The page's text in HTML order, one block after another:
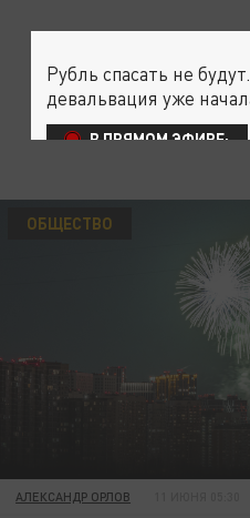
ОБЩЕСТВО
АЛЕКСАНДР ОРЛОВ
Рубль спасать не
девальвация уже
В ПРЯМОМ ЭФИРЕ: